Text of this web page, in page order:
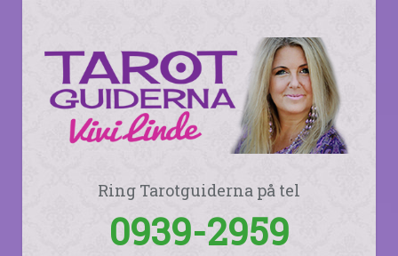
Ring Tarotguiderna på tel
0939-2959